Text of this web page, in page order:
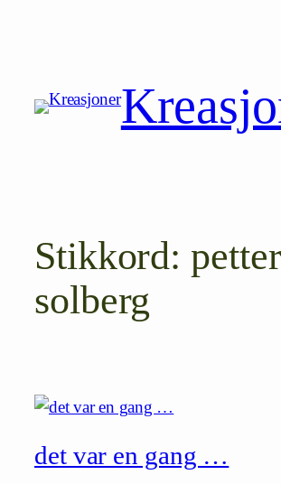
Stikkord: petter
solberg
det var en gang …